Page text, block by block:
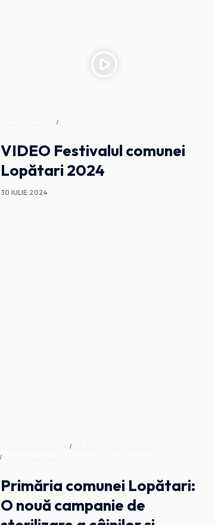
FESTIVALURI
VIDEO Festivalul comunei
Lopătari 2024
30 IULIE 2024
ADMINISTRATIV
Primăria comunei Lopătari:
O nouă campanie de